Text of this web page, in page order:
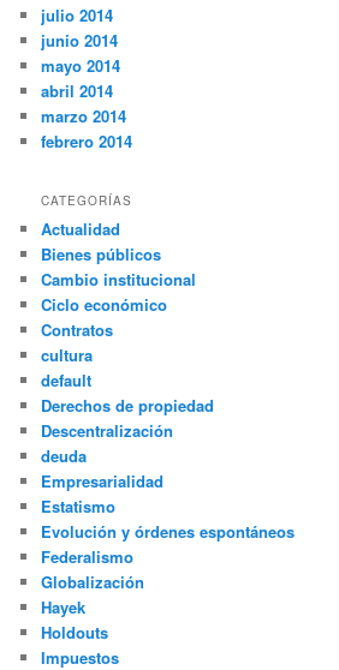
julio 2014
junio 2014
mayo 2014
abril 2014
marzo 2014
febrero 2014
CATEGORÍAS
Actualidad
Bienes públicos
Cambio institucional
Ciclo económico
Contratos
cultura
default
Derechos de propiedad
Descentralización
deuda
Empresarialidad
Estatismo
Evolución y órdenes espontáneos
Federalismo
Globalización
Hayek
Holdouts
Impuestos